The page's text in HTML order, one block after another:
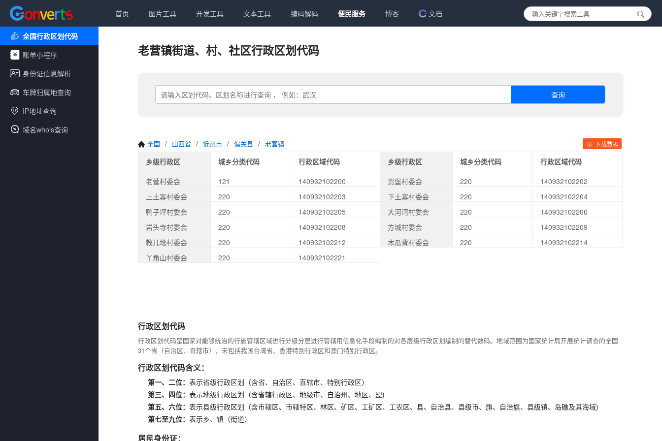
首页 图片工具 开发工具 文本工具 编码解码 便民服务 博客 文档
全国行政区划代码
账单小程序
身份证信息解析
车牌归属地查询
IP地址查询
域名whois查询
老营镇街道、村、社区行政区划代码
查询
全国 / 山西省 / 忻州市 / 偏关县 / 老营镇 下载数据
乡级行政区 城乡分类代码 行政区域代码 乡级行政区 城乡分类代码
行政区域代码
老营村委会
121 140932102200 贾堡村委会 220
140932102202
上土寨村委会
220 140932102203 下土寨村委会 220
140932102204
鸭子坪村委会
220 140932102205 大河湾村委会 220
140932102206
岩头寺村委会
220 140932102208 方城村委会 220
140932102209
教儿埝村委会
220 140932102212 木瓜背村委会 220
140932102214
丫角山村委会
220 140932102221
行政区划代码
行政区划代码是国家对能够统治的行施管辖区域进行分级分层进行管辖用信息化手段编制的对各层级行政区划编制的替代数码。地域范围为国家统计局开展统计调查的全国
31个省（自治区、直辖市），未包括我国台湾省、香港特别行政区和澳门特别行政区。
行政区划代码含义：
第一、二位： 表示省级行政区划（含省、自治区、直辖市、特别行政区）
第三、四位： 表示地级行政区划（含省辖行政区、地级市、自治州、地区、盟)
第五、六位： 表示县级行政区划（含市辖区、市辖特区、林区、矿区、工矿区、工农区、县、自治县、县级市、旗、自治旗、县级镇、岛礁及其海域)
第七至九位： 表示乡、镇（街道）
居民身份证：